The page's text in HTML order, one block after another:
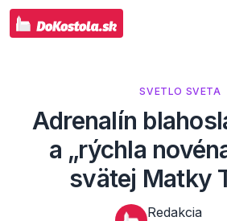
SVETLO SVETA
Adrenalín
a „rýchla
svätej Matky
Redakcia